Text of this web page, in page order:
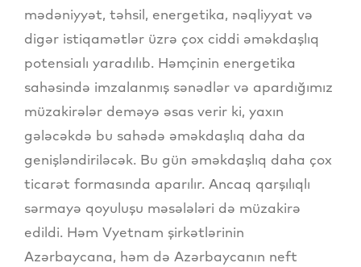
mədəniyyət, təhsil, energetika, nəqliyyat və
digər istiqamətlər üzrə çox ciddi əməkdaşlıq
potensialı yaradılıb. Həmçinin energetika
sahəsində imzalanmış sənədlər və apardığımız
müzakirələr deməyə əsas verir ki, yaxın
gələcəkdə bu sahədə əməkdaşlıq daha da
genişləndiriləcək. Bu gün əməkdaşlıq daha çox
ticarət formasında aparılır. Ancaq qarşılıqlı
sərmayə qoyuluşu məsələləri də müzakirə
edildi. Həm Vyetnam şirkətlərinin
Azərbaycana, həm də Azərbaycanın neft